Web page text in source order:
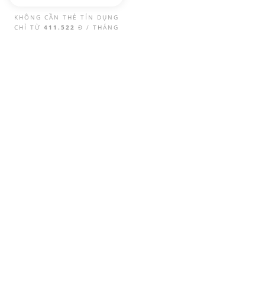
KHÔNG CẦN THẺ TÍN DỤNG
CHỈ TỪ 411.522 Đ / THÁNG